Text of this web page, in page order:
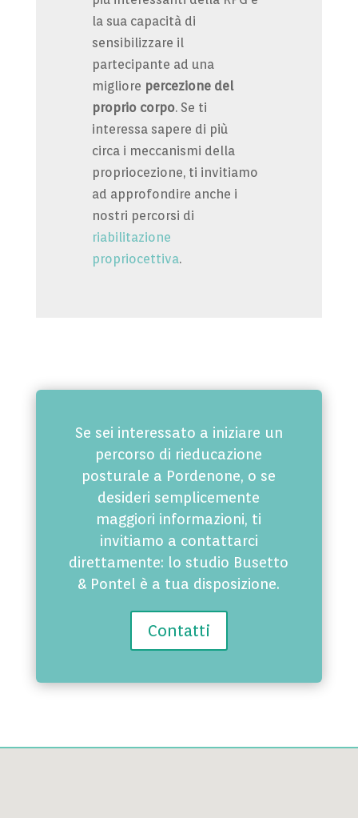
la sua capacità di
sensibilizzare il
partecipante ad una
migliore percezione del
proprio corpo. Se ti
interessa sapere di più
circa i meccanismi della
propriocezione, ti invitiamo
ad approfondire anche i
nostri percorsi di
riabilitazione
propriocettiva.
Se sei interessato a iniziare un
percorso di rieducazione
posturale a Pordenone, o se
desideri semplicemente
maggiori informazioni, ti
invitiamo a contattarci
direttamente: lo studio Busetto
& Pontel è a tua disposizione.
Contatti